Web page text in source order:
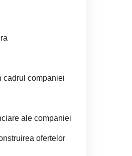
cadrul companiei
ale companiei
ofertelor